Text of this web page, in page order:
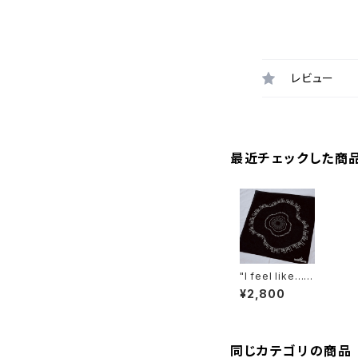
レビュー
最近チェックした商
"I feel like…"
Bandana
¥2,800
同じカテゴリの商品